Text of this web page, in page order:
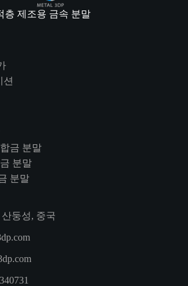
층 제조용 금속 분말
션
금 분말
분말
분말
둥성, 중국